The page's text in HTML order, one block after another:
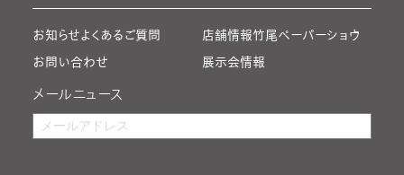
お知らせよくあるご質問
お問い合わせ
店舗情報竹尾ペーパーショウ
展示会情報
メールニュース